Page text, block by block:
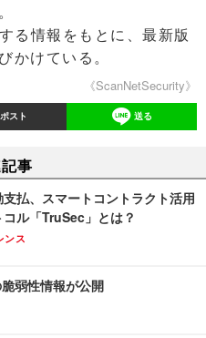
る情報をもとに、最新版
かけている。
《ScanNetSecurity》
ポスト 送る
事
払、スマートコントラクト活用
ル「TruSec」とは？
ンス
弱性情報が公開